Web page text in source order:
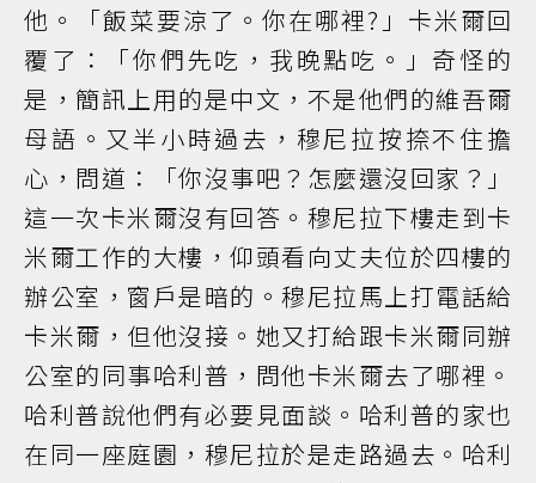
他。「飯菜要涼了。你在哪裡?」卡米爾回
覆了：「你們先吃，我晚點吃。」奇怪的
是，簡訊上用的是中文，不是他們的維吾爾
母語。又半小時過去，穆尼拉按捺不住擔
心，問道：「你沒事吧？怎麼還沒回家？」
這一次卡米爾沒有回答。穆尼拉下樓走到卡
米爾工作的大樓，仰頭看向丈夫位於四樓的
辦公室，窗戶是暗的。穆尼拉馬上打電話給
卡米爾，但他沒接。她又打給跟卡米爾同辦
公室的同事哈利普，問他卡米爾去了哪裡。
哈利普說他們有必要見面談。哈利普的家也
在同一座庭園，穆尼拉於是走路過去。哈利